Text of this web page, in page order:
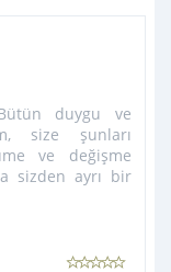
duygu ve
size şunları
ve değişme
sizden ayrı bir